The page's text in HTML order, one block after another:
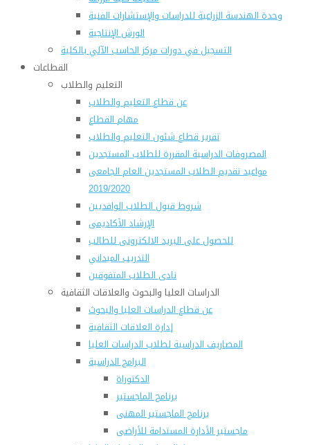
وحدة الهندسة الزراعية للدراسات والإستشارات الفنية
الورش الإنتاجية
التسجيل في دورات مركز الحاسب الآلي بالكلية
القطاعات
التعليم والطلاب
عن قطاع التعليم والطلاب
مهام القطاع
تقرير قطاع شئون التعليم والطلاب
المصروفات الدراسية المقررة للطلاب المستجدين
مواعيد تقديم الطلاب المستجدين العام الجامعى
2019/2020
شروط قبول الطلاب الوافديين
الإرشاد الأكاديمى
للحصول على البريد الالكترونى للطالب
التدريب الميداني
نادى الطلاب المتفوقين
الدراسات العليا والبحوث والعلاقات الثقافية
عن قطاع الدراسات العليا والبحوث
إدارة العلاقات الثقافية
المصاريف الدراسية لطلاب الدراسات العليا
البرامج الدراسية
الدكتوراة
برنامج الماجستير
برنامج الماجستير المهنى
ماجستير الأدارة المستدامة للأراضى